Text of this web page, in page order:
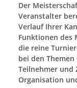
Der
Veranstalter
Verlauf Ihrer
Funktionen des
die reine
bei den
Teilnehmer und
Organisation